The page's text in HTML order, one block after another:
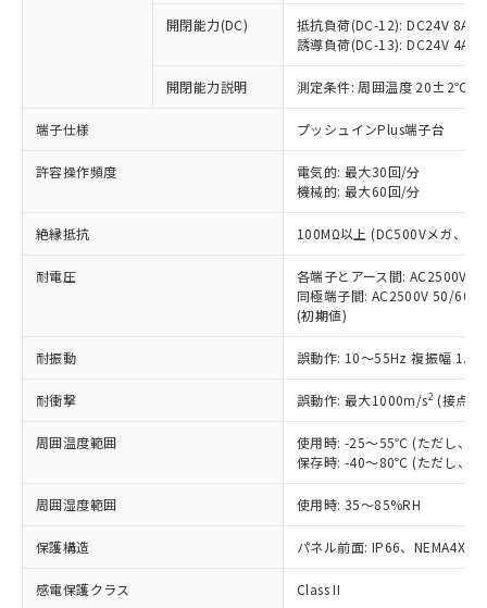
開閉能力(DC)
抵抗負荷(DC-12): DC24V 8A/
誘導負荷(DC-13): DC24V 4A/
開閉能力説明 測定条件: 周囲温度 20±2℃、
端子仕様 プッシュインPlus端子台
許容操作頻度
電気的: 最大30回/分
機械的: 最大60回/分
絶縁抵抗 100MΩ以上 (DC500Vメガ、点
耐電圧
各端子とアース間: AC2500V
同極端子間: AC2500V 50/
(初期値)
耐振動 誤動作: 10～55Hz 複振幅
耐衝撃 誤動作: 最大1000m/s2 (接点
周囲温度範囲
使用時: -25～55℃ (ただし、氷
保存時: -40～80℃ (ただし、氷
周囲湿度範囲 使用時: 35～85%RH
保護構造 パネル前面: IP66、NEMA4X,
感電保護クラス Class II
ことをご了承ください。
在庫状況および標準価格照会結果は、
記載している更新日時点での社内デー
タに基づき作成されるものであり、閲
覧された時点での実際の在庫および標
準価格とは異なる場合があることをご
正式な納期状況および標準価格はお客
様のお取引先、またはお客様担当のオ
ムロン制御機器販売店・当社販売員に
オムロン制御機器販売店や当社販売拠
販売ネットワーク
」をご確認
在庫状況および標準価格結果を当社の
事前の承諾なく第三者に漏洩または開
示しないようお願いします。
マイパーツ機能（部品リスト作成サー
ビス）をご利用いただくには、I-Web
メンバーズにご登録されている必要が
お客様が当ウェブサイト上で当社にご
登録された部品リストについて、当社
および当社の共同利用者が、当社の製
品・サービスに関するお客様との取
引・商談に必要な範囲で利用すること
いたものが、含有品と判明した場合などや
むを得ず変更することがあります。
*EU RoHS指令（10物質）：
鉛(Pb) 1000ppm以下、 水銀(Hg) 1000ppm以下、 カド
六価クロム(Cr(Ⅵ)) 1000ppm以下、ポリ臭化ビフェニル
類(PBB) 1000ppm以下、ポリ臭化ジフェニルエーテル類
(PBDE) 1000ppm以下、フタル酸ビス(2-エチルヘキシ
ル) (DEHP)(別名：DOP) 1000ppm以下、フタル酸ブチ
ルベンジル（BBP） 1000ppm以下、フタル酸ジブチル
（DBP） 1000ppm以下、フタル酸ジイソブチル
(DIBP) 1000ppm以下
但し、RoHS指令で産業用監視および制御機器に対する
フタル酸エステル類の４物質については閾値を超える意
図的な使用がないことを確認しています。
部品在庫の切り替え状況などにより、予定
月が前後することがあります。
※3 非含有証明書ダウンロード
下記の非含有証明書をダウンロードするこ
とができます。
基準値を超えていることを示します。
「－」：未確認です。当社販売部門へお問
ム) : 100ppm、
Cr(Ⅵ)(六価クロム) : 1000ppm、 PBBs(ポリ臭化ビフェ
ニル類) : 1000ppm、 PBDEs(ポリ臭化ジフェニルエーテ
ル類) : 1000ppm、
DBP(フタル酸ジブチル) : 1000ppm、 DIBP(フタル酸ジ
イソブチル) : 1000ppm、 BBP(フタル酸ブチルベンジ
ル) : 1000ppm、
DEHP(フタル酸ビス(2-エチルヘキシル)) : 1000ppm
「ｅ」：有害物質（10物質）のすべてが基
準値以下であることを示します。
「10」：通常の使用状況下において有害物
質が外部に漏えいし、環境に深刻な影響を
及ぼさない年数を意味します。
「－」：未確認です。当社販売部門へお問
い合わせください。
当社は、これら貴社製品のうち、外国
為替および外国貿易法に定める商品
（以下｢規制貨物等」という）を輸出
または国外への提供する場合は、日本
国政府の輸出許可(または役務取引許
可)を取得するなどの必要な手続きを
当社は規制貨物を破棄する場合は、完
全に破砕するなど、違法に輸出されな
いよう必要な手段を講じます。
当社は貴社製品を、核兵器、ミサイ
ル、化学兵器、生物兵器またはその他
武器並びにこれらの製造装置等に一切
当社は、貴社製品を第三者に販売する
場合は、上記1、2および3の内容を当
該第三者に通知します。また当社は、
販売先および販売に係わる関係者が違
法に輸出するおそれがある場合は、取
り引きをいたしません。
キャンセル
説明
○ 一定数以上の在庫あり
一定数には満たないが在庫あり
在庫なし(最新の在庫状況につ
いては、お客様のお取引先、ま
たはお客様担当のオムロン制御
機器販売店・当社販売員にご確
白
受注生産機種、また在庫状況の
情報を公開していない機種